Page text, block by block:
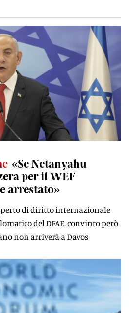
«Se Netanyahu
per il WEF
arrestato»
di diritto internazionale
del DFAE, convinto però
non arriverà a Davos